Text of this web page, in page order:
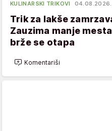
KULINARSKI TRIKOVI 04.08.2026.
Trik za lakše
Zauzima manje
brže se otapa
Komentariši